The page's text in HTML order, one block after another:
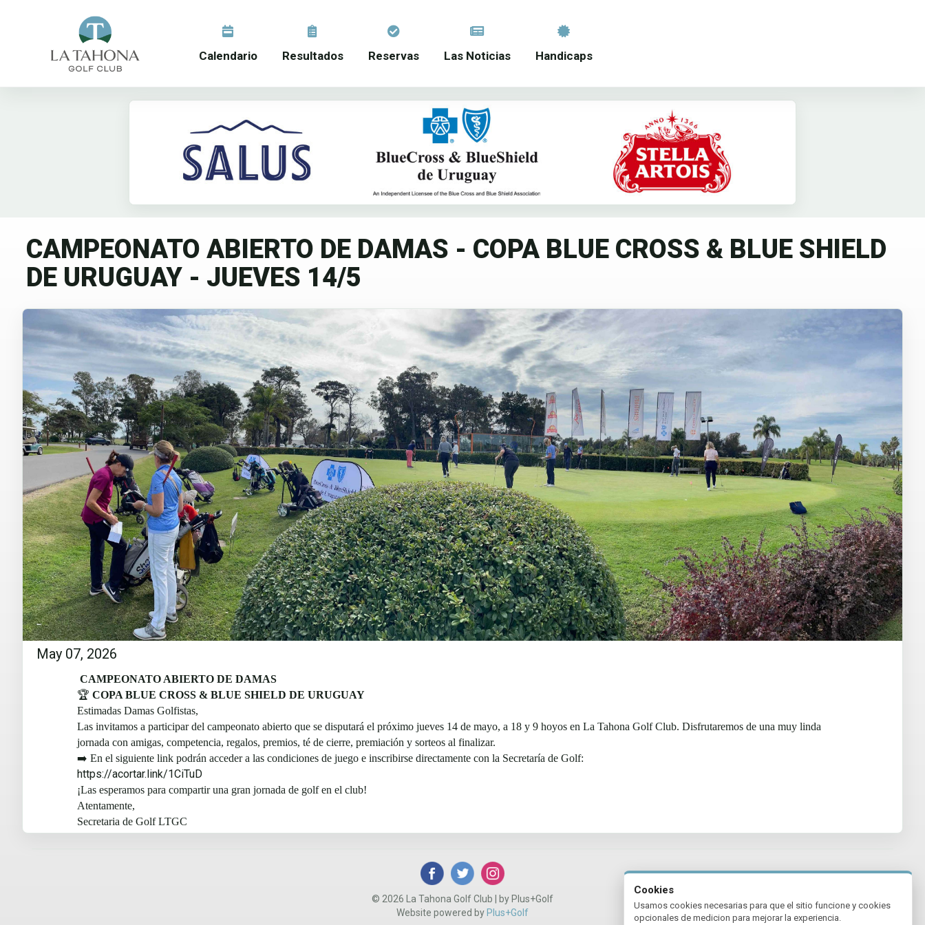
Calendario Resultados Reservas Las Noticias Handicaps
CAMPEONATO ABIERTO DE DAMAS - COPA BLUE CROSS & BLUE SHIELD
DE URUGUAY - JUEVES 14/5
May 07, 2026
CAMPEONATO ABIERTO DE DAMAS
🏆 COPA BLUE CROSS & BLUE SHIELD DE URUGUAY
Estimadas Damas Golfistas,
Las invitamos a participar del campeonato abierto que se disputará el próximo jueves 14 de mayo, a 18 y 9 hoyos en La Tahona Golf Club. Disfrutaremos de una muy linda
jornada con amigas, competencia, regalos, premios, té de cierre, premiación y sorteos al finalizar.
➡️ En el siguiente link podrán acceder a las condiciones de juego e inscribirse directamente con la Secretaría de Golf:
https://acortar.link/1CiTuD
¡Las esperamos para compartir una gran jornada de golf en el club!
Atentamente,
Secretaria de Golf LTGC
© 2026 La Tahona Golf Club | by Plus+Golf
Website powered by Plus+Golf
Cookies
Usamos cookies necesarias para que el sitio funcione y cookies
opcionales de medicion para mejorar la experiencia.